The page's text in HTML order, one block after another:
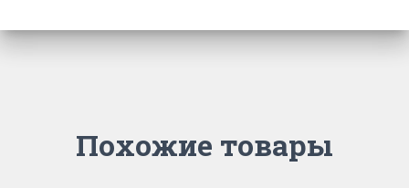
Похожие товары